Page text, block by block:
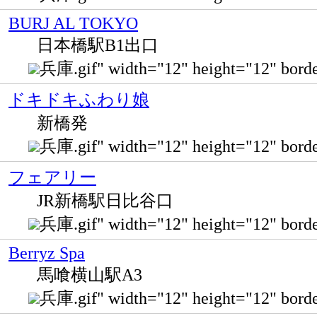
BURJ AL TOKYO
日本橋駅B1出口
兵庫.gif" width="12" height="12"
ドキドキふわり娘
新橋発
兵庫.gif" width="12" height="12"
フェアリー
JR新橋駅日比谷口
兵庫.gif" width="12" height="12"
Berryz Spa
馬喰横山駅A3
兵庫.gif" width="12" height="12"